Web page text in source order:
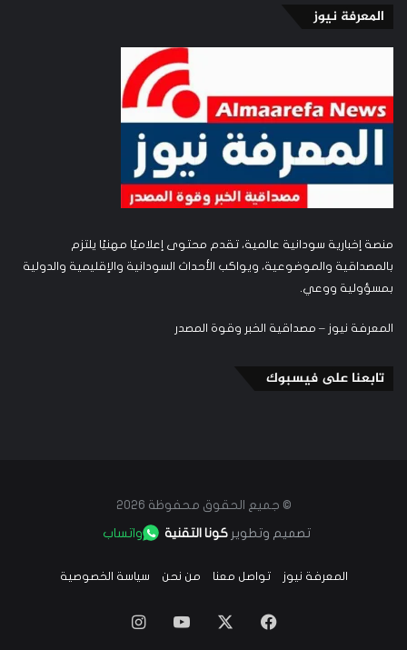
المعرفة نيوز
منصة إخبارية سودانية عالمية، تقدم محتوى إعلاميًا مهنيًا يلتزم
بالمصداقية والموضوعية، ويواكب الأحداث السودانية والإقليمية والدولية
بمسؤولية ووعي.
المعرفة نيوز – مصداقية الخبر وقوة المصدر
تابعنا على فيسبوك
© جميع الحقوق محفوظة 2026
تصميم وتطويركونا التقنية واتساب
المعرفة نيوز تواصل معنا من نحن سياسة الخصوصية
فيسبوك ‫YouTube